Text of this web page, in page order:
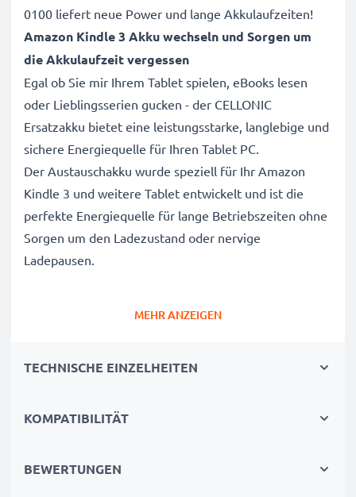
0100 liefert neue Power und lange Akkulaufzeiten!
Amazon Kindle 3 Akku wechseln und Sorgen um
die Akkulaufzeit vergessen
Egal ob Sie mir Ihrem Tablet spielen, eBooks lesen
oder Lieblingsserien gucken - der CELLONIC
Ersatzakku bietet eine leistungsstarke, langlebige und
sichere Energiequelle für Ihren Tablet PC.
Der Austauschakku wurde speziell für Ihr Amazon
Kindle 3 und weitere Tablet entwickelt und ist die
perfekte Energiequelle für lange Betriebszeiten ohne
Sorgen um den Ladezustand oder nervige
Ladepausen.
Kapazität: 1900mAh Austauschakku
Zelltyp: Lithium Polymer Akkupack / Battery Pack
Alternative für / Ersetzt
MEHR ANZEIGEN
TECHNISCHE EINZELHEITEN
KOMPATIBILITÄT
BEWERTUNGEN